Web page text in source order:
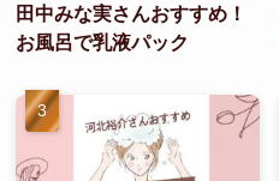
田中みな実さんおすすめ！
お風呂で乳液パック